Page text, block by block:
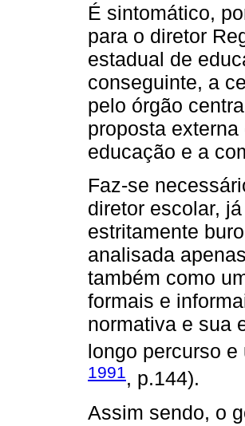
É sintomático,
para o diretor
estadual de
conseguinte, a
pelo órgão
proposta
educação e a
Faz-se
diretor escolar,
estritamente
analisada
também como
formais e
normativa e sua
longo percurso e
1991, p.144).
Assim sendo, o